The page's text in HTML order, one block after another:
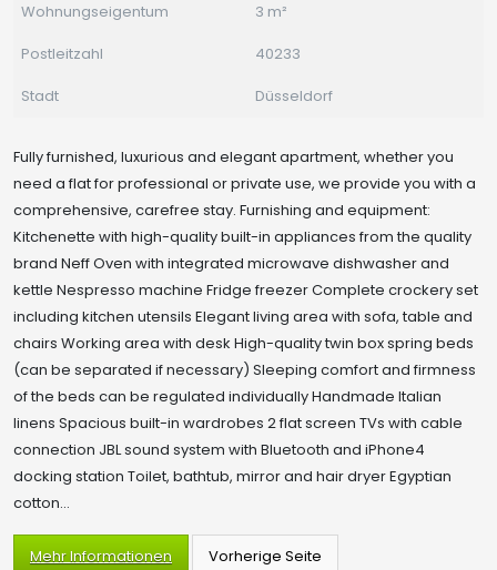
Wohnungseigentum
3 m²
Postleitzahl
40233
Stadt
Düsseldorf
Fully furnished, luxurious and elegant apartment, whether you
need a flat for professional or private use, we provide you with a
comprehensive, carefree stay. Furnishing and equipment:
Kitchenette with high-quality built-in appliances from the quality
brand Neff Oven with integrated microwave dishwasher and
kettle Nespresso machine Fridge freezer Complete crockery set
including kitchen utensils Elegant living area with sofa, table and
chairs Working area with desk High-quality twin box spring beds
(can be separated if necessary) Sleeping comfort and firmness
of the beds can be regulated individually Handmade Italian
linens Spacious built-in wardrobes 2 flat screen TVs with cable
connection JBL sound system with Bluetooth and iPhone4
docking station Toilet, bathtub, mirror and hair dryer Egyptian
cotton...
Mehr Informationen